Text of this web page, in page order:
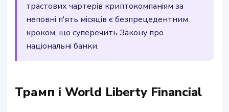
трастових чартерів криптокомпаніям за
неповні п'ять місяців є безпрецедентним
кроком, що суперечить Закону про
національні банки.
Трамп і World Liberty Financial